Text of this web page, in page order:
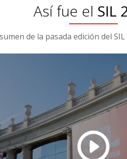
Así fue el SIL
de la pasada edición del